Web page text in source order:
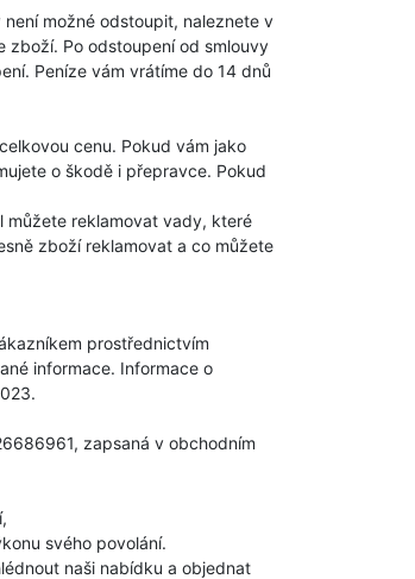
možné odstoupit, naleznete v
zboží. Po odstoupení od smlouvy
Peníze vám vrátíme do 14 dnů
cenu. Pokud vám jako
o škodě i přepravce. Pokud
můžete reklamovat vady, které
zboží reklamovat a co můžete
prostřednictvím
informace. Informace o
zapsaná v obchodním
svého povolání.
naši nabídku a objednat